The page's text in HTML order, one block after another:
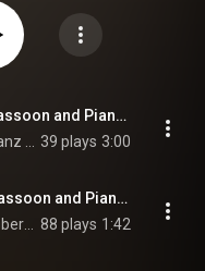
An die Musik, D.547 (Arr. for Bassoon and Piano by Frank Morelli)
39 plays 3:00
Dichterliebe, Op. 48 (Arr. for Bassoon and Piano by Frank Morelli): I. Im wunderschönen Monat Mai
88 plays 1:42